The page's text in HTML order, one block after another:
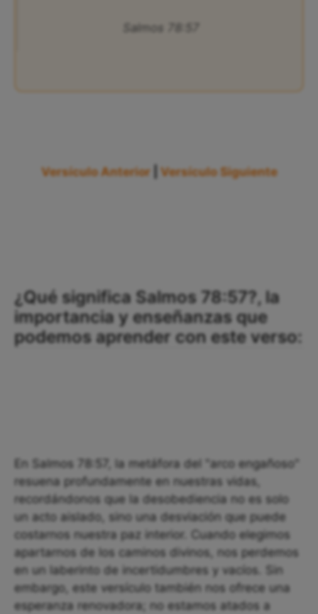
Salmos 78:57
Versículo Anterior Versículo Siguiente
¿Qué significa Salmos 78:57?, la
importancia y enseñanzas que
podemos aprender con este verso:
En Salmos 78:57, la metáfora del "arco engañoso"
resuena profundamente en nuestras vidas,
recordándonos que la desobediencia no es solo
un acto aislado, sino una desviación que puede
costarnos nuestra paz interior. Cuando elegimos
apartarnos de los caminos divinos, nos perdemos
en un laberinto de incertidumbres y vacíos. Sin
embargo, este versículo también nos ofrece una
esperanza renovadora; no estamos atados a